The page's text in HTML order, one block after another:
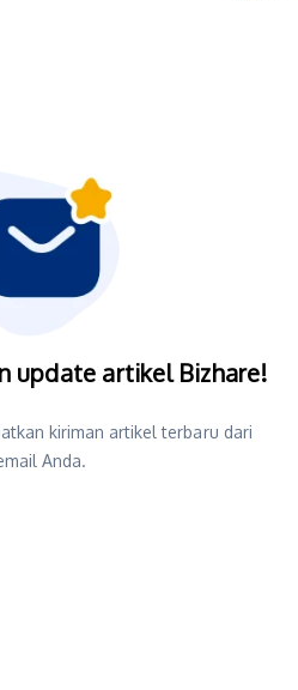
update artikel Bizhare!
kiriman artikel terbaru dari
Anda.